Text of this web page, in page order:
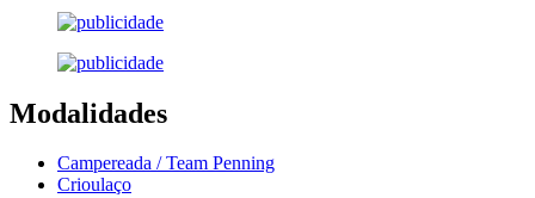
Modalidades
Campereada / Team Penning
Crioulaço